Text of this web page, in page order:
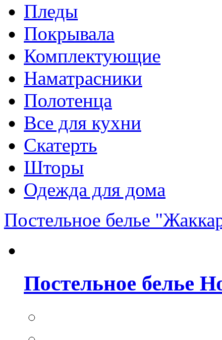
Пледы
Покрывала
Комплектующие
Наматрасники
Полотенца
Все для кухни
Скатерть
Шторы
Одежда для дома
Постельное белье
Постельное белье